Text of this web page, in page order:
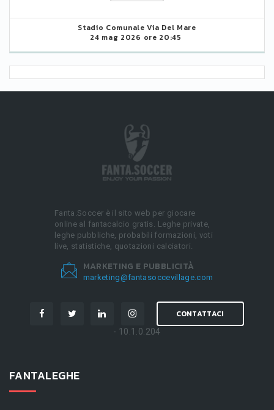
Stadio Comunale Via Del Mare
24 mag 2026 ore 20:45
Fanta.Soccer è il sito web per giocare
online al fantacalcio gratis. Leghe private,
leghe pubbliche, probabili formazioni, voti
live, statistiche, quotazioni calciatori.
MARKETING E PUBBLICITÀ
marketing@fantasoccevillage.com
CONTATTACI
- 10.1.0.204
FANTALEGHE